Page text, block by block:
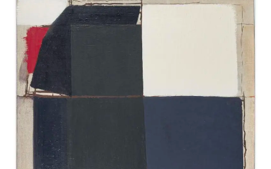
BIOGRAPHIE
CATALOGUE DES OEUVRES
DESSIN
PEINTURE